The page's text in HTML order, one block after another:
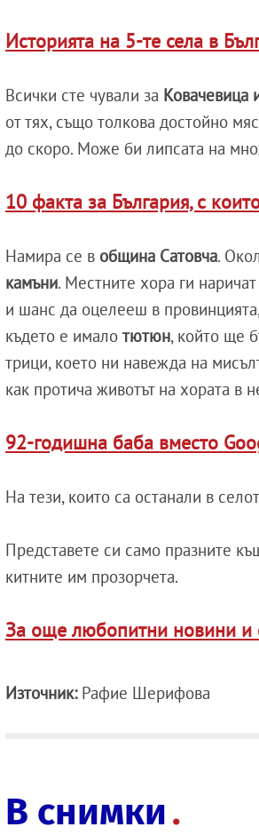
Историята на 5-те села в
Всички сте чували за Ковачевица
от тях, също толкова достойно
до скоро. Може би липсата на
10 факта за България, с
Намира се в община Сатовча.
камъни. Местните хора ги наричат
и шанс да оцелееш в
където е имало тютюн, който ще
трици, което ни навежда на
как протича животът на хората в
92-годишна баба вместо
На тези, които са останали в
Представете си само празните
китните им прозорчета.
За още любопитни новини и
Източник: Рафие Шерифова
В снимки